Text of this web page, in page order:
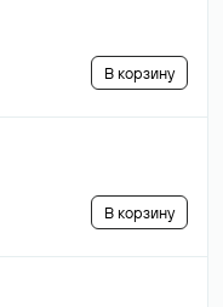
В корзину
В корзину